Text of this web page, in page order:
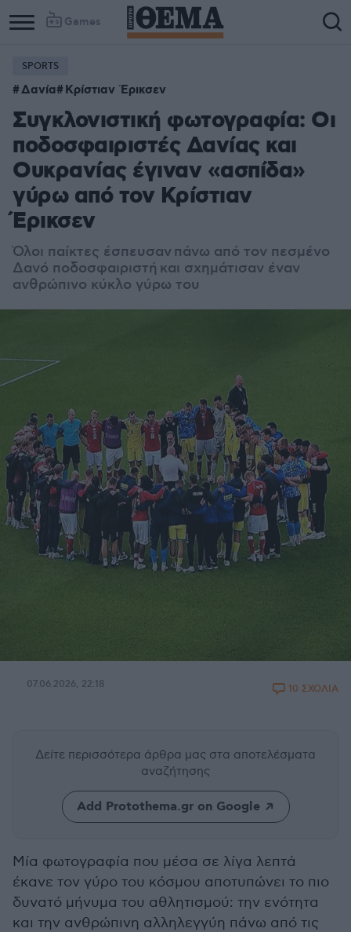
Games
SPORTS
Δανία Κρίστιαν Έρικσεν
Συγκλονιστική φωτογραφία: Οι
ποδοσφαιριστές Δανίας και
Ουκρανίας έγιναν «ασπίδα»
γύρω από τον Κρίστιαν
Έρικσεν
Όλοι παίκτες έσπευσαν πάνω από τον πεσμένο
Δανό ποδοσφαιριστή και σχημάτισαν έναν
ανθρώπινο κύκλο γύρω του
07.06.2026, 22:18 10 ΣΧΟΛΙΑ
Δείτε περισσότερα άρθρα μας στα αποτελέσματα
αναζήτησης
Add Protothema.gr on Google
Μία φωτογραφία που μέσα σε λίγα λεπτά
έκανε τον γύρο του κόσμου αποτυπώνει το πιο
δυνατό μήνυμα του αθλητισμού: την ενότητα
και την ανθρώπινη αλληλεγγύη πάνω από τις